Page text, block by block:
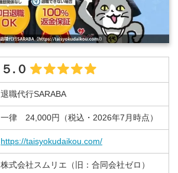
５.０
退職代行SARABA
一律 24,000円（税込・2026年7月時点）
https://taisyokudaikou.com/
株式会社スムリエ（旧：合同会社ゼロ）